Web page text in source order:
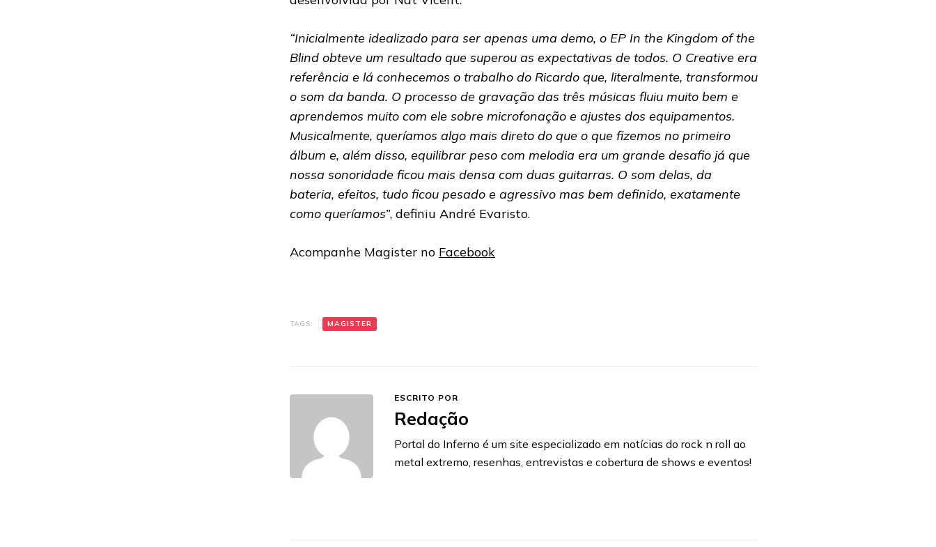
“Inicialmente idealizado para ser apenas uma demo, o EP In the Kingdom of the
Blind obteve um resultado que superou as expectativas de todos. O Creative era
referência e lá conhecemos o trabalho do Ricardo que, literalmente, transformou
o som da banda. O processo de gravação das três músicas fluiu muito bem e
aprendemos muito com ele sobre microfonação e ajustes dos equipamentos.
Musicalmente, queríamos algo mais direto do que o que fizemos no primeiro
álbum e, além disso, equilibrar peso com melodia era um grande desafio já que
nossa sonoridade ficou mais densa com duas guitarras. O som delas, da
bateria, efeitos, tudo ficou pesado e agressivo mas bem definido, exatamente
como queríamos”, definiu André Evaristo.
Acompanhe Magister no Facebook
TAGS: MAGISTER
ESCRITO POR
Redação
Portal do Inferno é um site especializado em notícias do rock n roll ao
metal extremo, resenhas, entrevistas e cobertura de shows e eventos!